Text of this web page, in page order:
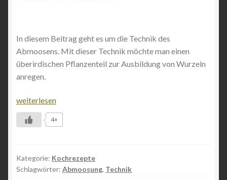
Front Page
Infos zur Onlineaustellung des AK Lorsch (Aussteller)
Kontakt
Mitglieder
In diesem Beitrag geht es um die Technik des
Abmoosens. Mit dieser Technik möchte man einen
überirdischen Pflanzenteil zur Ausbildung von Wurzeln
anregen.
Abmoosen
weiterlesen
4+
Kategorie: Kochrezepte
Schlagwörter: Abmoosung, Technik